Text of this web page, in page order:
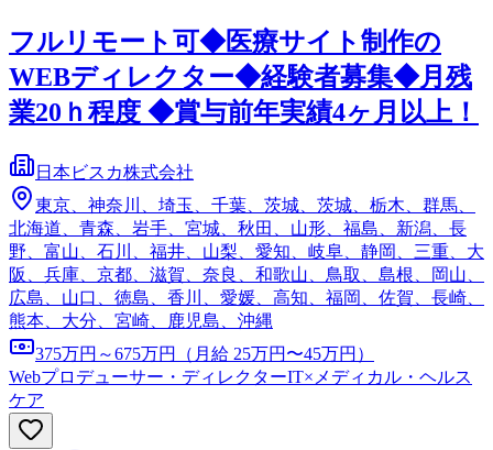
フルリモート可◆医療サイト制作の
WEBディレクター◆経験者募集◆月残
業20ｈ程度 ◆賞与前年実績4ヶ月以上！
日本ビスカ株式会社
東京、神奈川、埼玉、千葉、茨城、茨城、栃木、群馬、
北海道、青森、岩手、宮城、秋田、山形、福島、新潟、長
野、富山、石川、福井、山梨、愛知、岐阜、静岡、三重、大
阪、兵庫、京都、滋賀、奈良、和歌山、鳥取、島根、岡山、
広島、山口、徳島、香川、愛媛、高知、福岡、佐賀、長崎、
熊本、大分、宮崎、鹿児島、沖縄
375万円～675万円（月給 25万円〜45万円）
Webプロデューサー・ディレクターIT×メディカル・ヘルス
ケア